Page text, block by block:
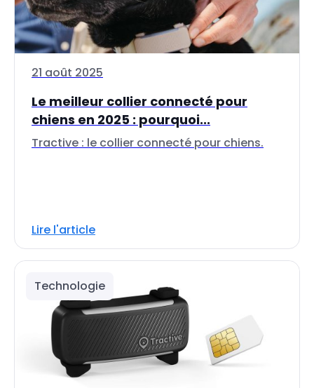
21 août 2025
Le meilleur collier connecté pour
chiens en 2025 : pourquoi...
Tractive : le collier connecté pour chiens.
Lire l'article
Technologie